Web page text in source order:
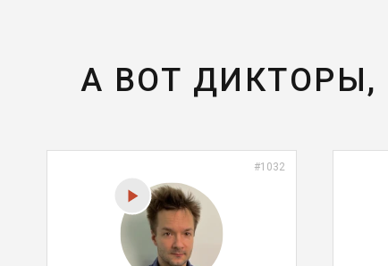
А ВОТ
#1032